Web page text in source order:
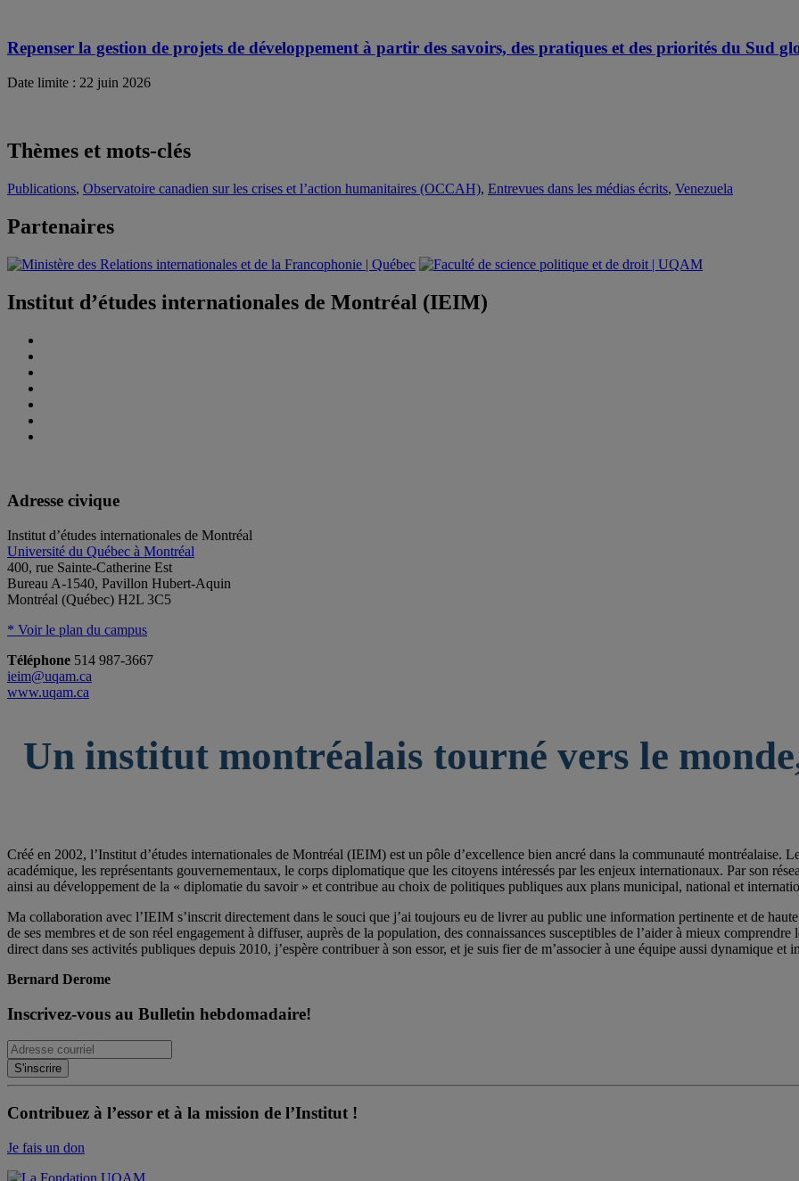
Repenser la gestion de projets de développement à partir des savoirs, des pratiques et des priorités du Sud
Date limite : 22 juin 2026
Thèmes et mots-clés
Publications, Observatoire canadien sur les crises et l’action humanitaires (OCCAH), Entrevues dans les médias écrits, Venezuela
Partenaires
Institut d’études internationales de Montréal (IEIM)
Adresse civique
Institut d’études internationales de Montréal
Université du Québec à Montréal
400, rue Sainte-Catherine Est
Bureau A-1540, Pavillon Hubert-Aquin
Montréal (Québec) H2L 3C5
* Voir le plan du campus
Téléphone 514 987-3667
ieim@uqam.ca
www.uqam.ca
Un institut montréalais tourné vers le
Créé en 2002, l’Institut d’études internationales de Montréal (IEIM) est un pôle d’excellence bien ancré dans la communauté montréalaise.
académique, les représentants gouvernementaux, le corps diplomatique que les citoyens intéressés par les enjeux internationaux. Par son
ainsi au développement de la « diplomatie du savoir » et contribue au choix de politiques publiques aux plans municipal, national et
Ma collaboration avec l’IEIM s’inscrit directement dans le souci que j’ai toujours eu de livrer au public une information pertinente et de
de ses membres et de son réel engagement à diffuser, auprès de la population, des connaissances susceptibles de l’aider à mieux
direct dans ses activités publiques depuis 2010, j’espère contribuer à son essor, et je suis fier de m’associer à une équipe aussi dynamique et
Bernard Derome
Inscrivez-vous au Bulletin hebdomadaire!
Contribuez à l’essor et à la mission de l’Institut !
Je fais un don